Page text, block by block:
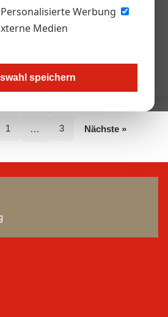
Personalisierte Werbung
Medien
speichern
Autor.
1 … 3 Nächste »